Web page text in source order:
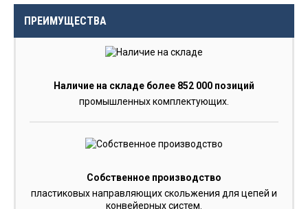
ПРЕИМУЩЕСТВА
Наличие на складе более 852 000 позиций
промышленных комплектующих.
Собственное производство
пластиковых направляющих скольжения для цепей и
конвейерных систем.